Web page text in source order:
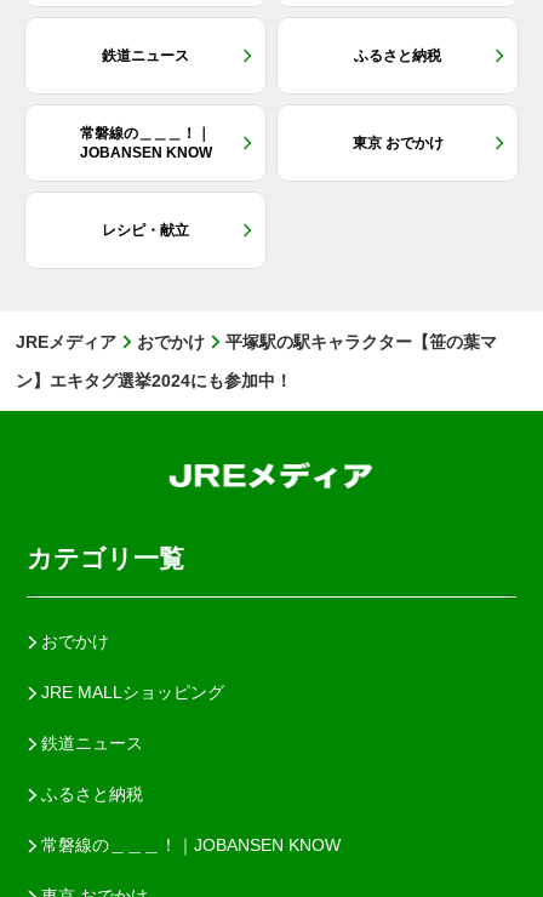
鉄道ニュース ふるさと納税
常磐線の＿＿＿！｜
JOBANSEN KNOW
東京 おでかけ
レシピ・献立
JREメディア おでかけ
平塚駅の駅キャラクター【笹の葉マ
ン】エキタグ選挙2024にも参加中！
カテゴリ一覧
おでかけ
JRE MALLショッピング
鉄道ニュース
ふるさと納税
常磐線の＿＿＿！｜JOBANSEN KNOW